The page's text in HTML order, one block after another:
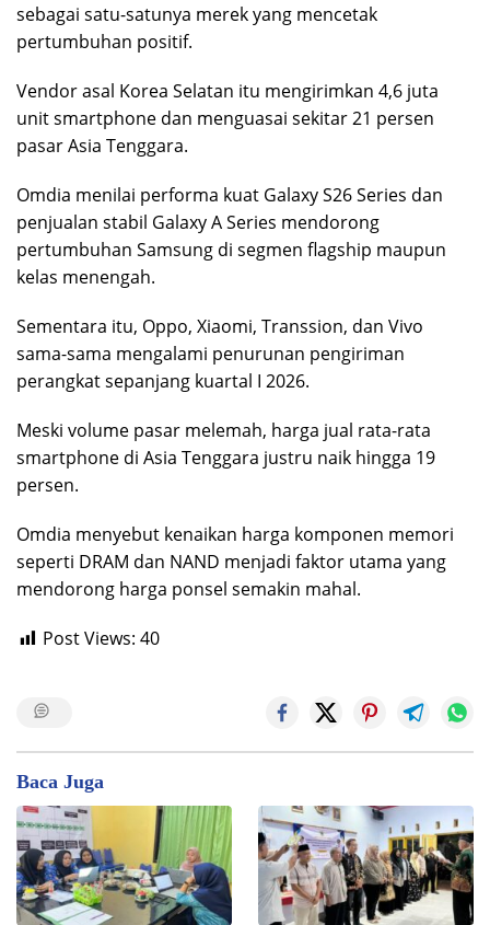
sebagai satu-satunya merek yang mencetak
pertumbuhan positif.
Vendor asal Korea Selatan itu mengirimkan 4,6 juta
unit smartphone dan menguasai sekitar 21 persen
pasar Asia Tenggara.
Omdia menilai performa kuat Galaxy S26 Series dan
penjualan stabil Galaxy A Series mendorong
pertumbuhan Samsung di segmen flagship maupun
kelas menengah.
Sementara itu, Oppo, Xiaomi, Transsion, dan Vivo
sama-sama mengalami penurunan pengiriman
perangkat sepanjang kuartal I 2026.
Meski volume pasar melemah, harga jual rata-rata
smartphone di Asia Tenggara justru naik hingga 19
persen.
Omdia menyebut kenaikan harga komponen memori
seperti DRAM dan NAND menjadi faktor utama yang
mendorong harga ponsel semakin mahal.
Post Views: 40
Baca Juga